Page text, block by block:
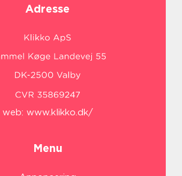
Adresse
web: www.klikko.dk/
Menu